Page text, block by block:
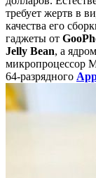
требует жертв в
качества его
гаджеты от
Jelly Bean, а
микропроцессор
64-разрядного